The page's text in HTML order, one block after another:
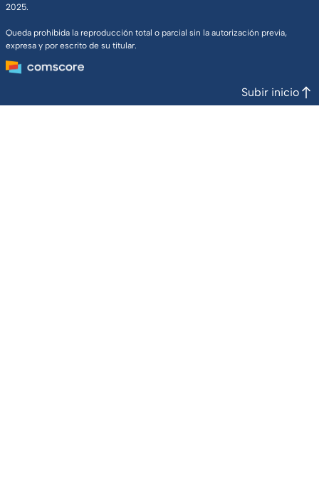
2025.
Queda prohibida la reproducción total o parcial sin la autorización previa,
expresa y por escrito de su titular.
Subir inicio